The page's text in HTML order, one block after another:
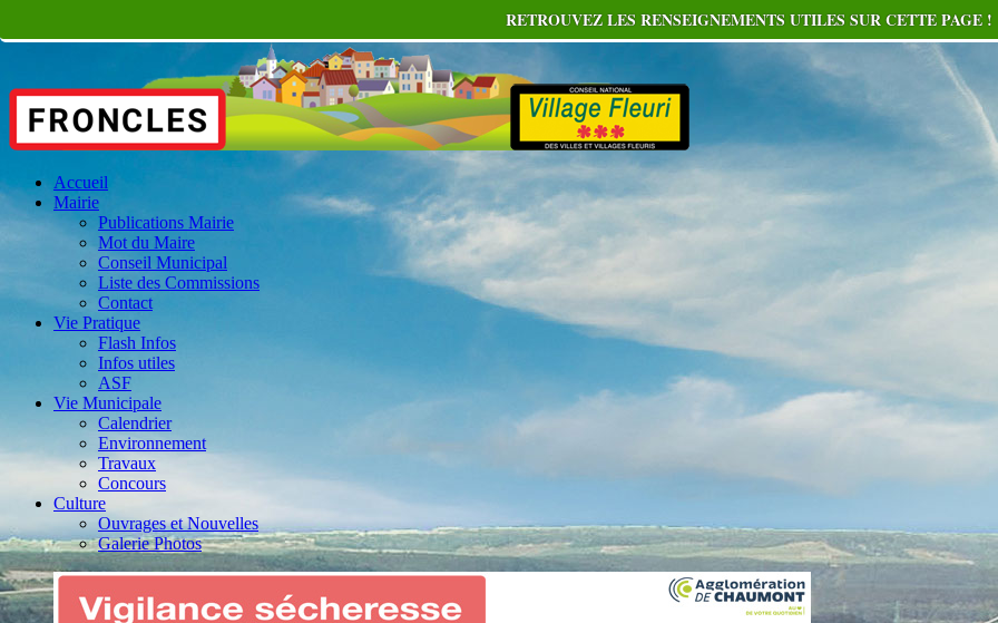
Accueil
Mairie
Publications Mairie
Mot du Maire
Conseil Municipal
Liste des Commissions
Contact
Vie Pratique
Flash Infos
Infos utiles
ASF
Vie Municipale
Calendrier
Environnement
Travaux
Concours
Culture
Ouvrages et Nouvelles
Galerie Photos
RETROUVEZ LES RENSEIGNEMENTS UTILES SUR CETTE PAGE !